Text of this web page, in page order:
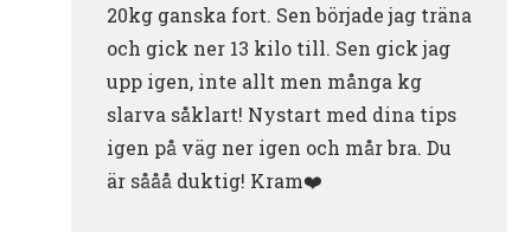
20kg ganska fort. Sen började jag träna
och gick ner 13 kilo till. Sen gick jag
upp igen, inte allt men många kg
slarva såklart! Nystart med dina tips
igen på väg ner igen och mår bra. Du
är sååå duktig! Kram❤️